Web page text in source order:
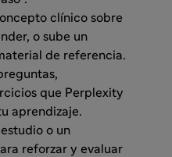
clínico sobre
o sube un
de referencia.
que Perplexity
aprendizaje.
o un
reforzar y evaluar